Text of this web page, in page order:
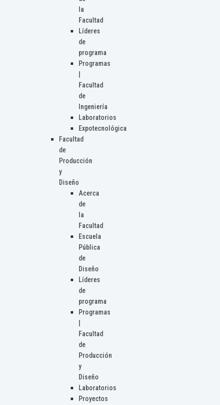
la
Facultad
Líderes
de
programa
Programas
Facultad
de
Ingeniería
Laboratorios
Expotecnológica
Facultad
de
Producción
y
Diseño
Acerca
de
la
Facultad
Escuela
Pública
de
Diseño
Líderes
de
programa
Programas
Facultad
de
Producción
y
Diseño
Laboratorios
Proyectos